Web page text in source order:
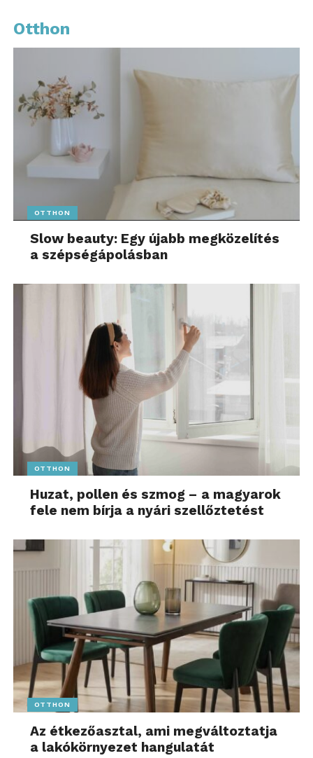
Otthon
OTTHON
Slow beauty: Egy újabb megközelítés
a szépségápolásban
OTTHON
Huzat, pollen és szmog – a magyarok
fele nem bírja a nyári szellőztetést
OTTHON
Az étkezőasztal, ami megváltoztatja
a lakókörnyezet hangulatát